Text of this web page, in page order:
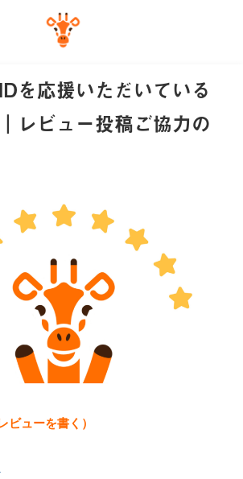
を応援いただいている
｜ レビュー投稿ご協力の
ューを書く）